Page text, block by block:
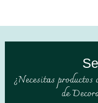
¿Necesitas
de